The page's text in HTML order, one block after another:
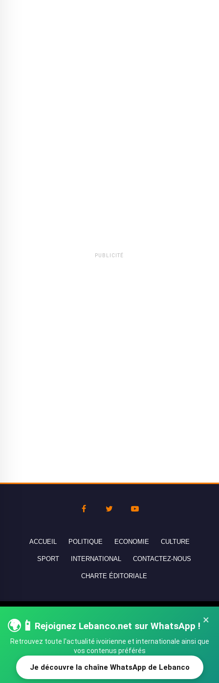
SHARE TWEET
PUBLICITÉ
×
🌍📱 Rejoignez Lebanco.net sur WhatsApp !
Retrouvez toute l'actualité ivoirienne et internationale ainsi que
vos contenus préférés
Je découvre la chaîne WhatsApp de Lebanco
ACCUEIL POLITIQUE ECONOMIE CULTURE
SPORT INTERNATIONAL CONTACTEZ-NOUS
CHARTE ÉDITORIALE
réservés - All rights reserved.